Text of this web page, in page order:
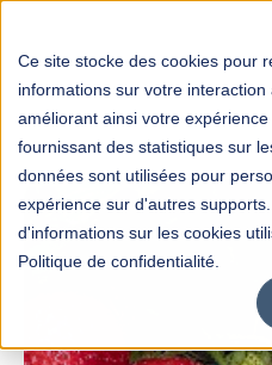
Ce site stocke des cookies pour
informations sur votre interaction
améliorant ainsi votre
fournissant des statistiques sur
données sont utilisées pour
expérience sur d'autres
d'informations sur les cookies
Politique de confidentialité.